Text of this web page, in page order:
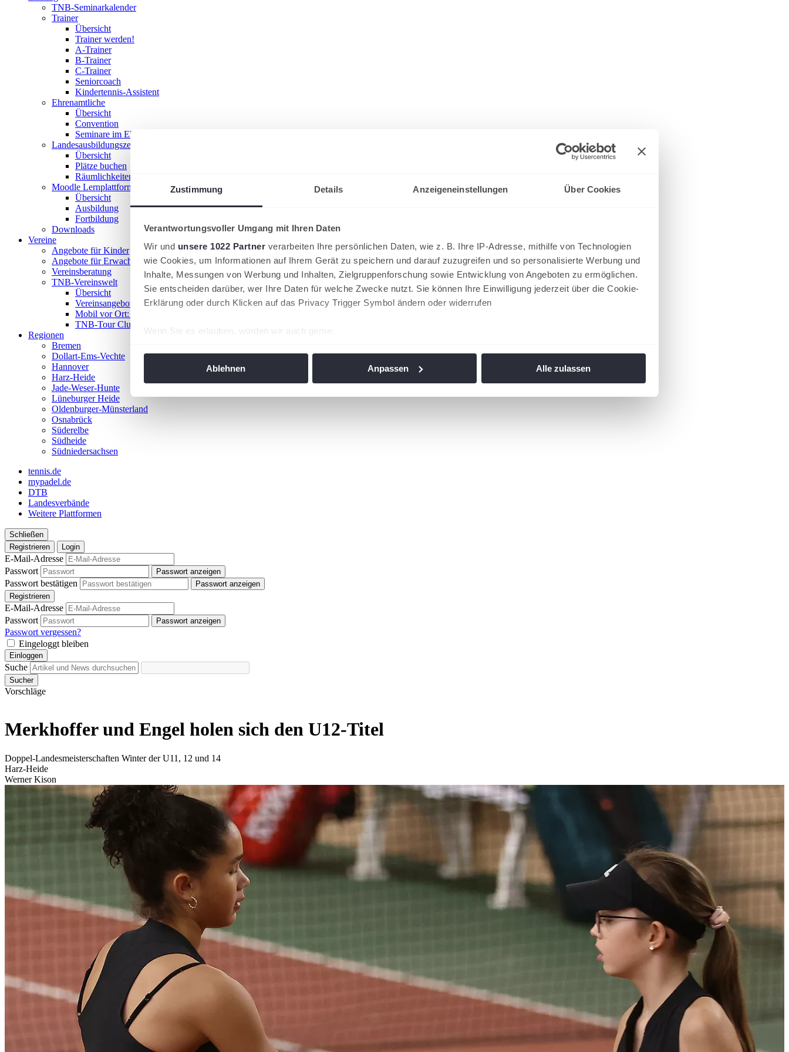
Zustimmung Details Anzeigeneinstellungen Über Cookies
Verantwortungsvoller Umgang mit Ihren Daten
Wir und unsere 1022 Partner verarbeiten Ihre persönlichen Daten, wie z. B. Ihre IP-Adresse, mithilfe von Technologien
wie Cookies, um Informationen auf Ihrem Gerät zu speichern und darauf zuzugreifen und so personalisierte Werbung und
Inhalte, Messungen von Werbung und Inhalten, Zielgruppenforschung sowie Entwicklung von Angeboten zu ermöglichen.
Sie entscheiden darüber, wer Ihre Daten für welche Zwecke nutzt. Sie können Ihre Einwilligung jederzeit über die Cookie-
Erklärung oder durch Klicken auf das Privacy Trigger Symbol ändern oder widerrufen
Wenn Sie es erlauben, würden wir auch gerne:
Ablehnen Anpassen Alle zulassen
TNB-Seminarkalender
Trainer
Übersicht
Trainer werden!
A-Trainer
B-Trainer
C-Trainer
Seniorcoach
Kindertennis-Assistent
Ehrenamtliche
Übersicht
Convention
Seminare im Ehrenamt
Landesausbildungszentrum
Übersicht
Plätze buchen
Räumlichkeiten nutzen
Moodle Lernplattform
Übersicht
Ausbildung
Fortbildung
Downloads
Vereine
Angebote für Kinder
Angebote für Erwachsene
Vereinsberatung
TNB-Vereinswelt
Übersicht
Vereinsangebote
Mobil vor Ort: Das TNB-Mobil
TNB-Tour Clubs
Regionen
Bremen
Dollart-Ems-Vechte
Hannover
Harz-Heide
Jade-Weser-Hunte
Lüneburger Heide
Oldenburger-Münsterland
Osnabrück
Süderelbe
Südheide
Südniedersachsen
tennis.de
mypadel.de
DTB
Landesverbände
Weitere Plattformen
Schließen
Registrieren
Login
E-Mail-Adresse
Passwort
Passwort anzeigen
Passwort bestätigen
Passwort anzeigen
Registrieren
E-Mail-Adresse
Passwort
Passwort anzeigen
Passwort vergessen?
Eingeloggt bleiben
Einloggen
Suche
Sucher
Vorschläge
Merkhoffer und Engel holen sich den U12-Titel
Doppel-Landesmeisterschaften Winter der U11, 12 und 14
Harz-Heide
Werner Kison